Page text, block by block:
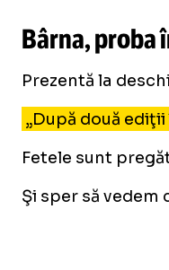
Bârna, proba
Prezentă la
„După două
Fetele sunt
Şi sper să vedem